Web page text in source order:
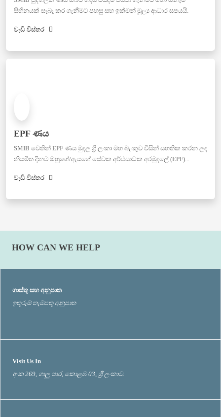
සිහිනයක් සැබෑ කර ගැනීමට පහසු සහ ඉක්මන් මූල්‍ය ආධාර සපයයි.
වැඩි විස්තර
EPF ණය
SMIB වෙතින් EPF ණය මුදල ශ්‍රී ලංකා මහ බැංකුව විසින් සහතික කරන ලද
නියමිත දිනට ඔහුගේ/ඇයගේ සේවක අර්ථසාධක අරමුදලේ (EPF)...
වැඩි විස්තර
HOW CAN WE HELP
ගාස්තු සහ අනුපාත
ඉතුරුම් තැම්පතු අනුපාත
Visit Us In
අංක 269, ගාලු පාර, කොළඹ 03, ශ්‍රී ලංකාව.